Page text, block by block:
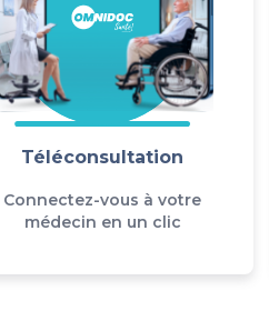
Téléconsultation
Connectez-vous à votre
médecin en un clic